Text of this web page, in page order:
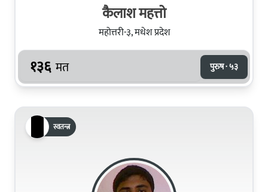
कैलाश महत्तो
महोत्तरी-३, मधेश प्रदेश
१३६ मत पुरुष · ५३
स्वतन्त्र